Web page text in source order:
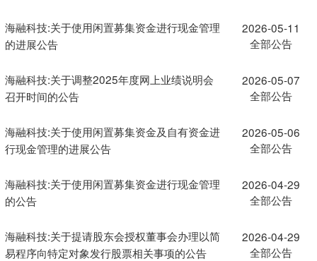
海融科技:关于使用闲置募集资金进行现金管理
的进展公告
2026-05-11
全部公告
海融科技:关于调整2025年度网上业绩说明会
召开时间的公告
2026-05-07
全部公告
海融科技:关于使用闲置募集资金及自有资金进
行现金管理的进展公告
2026-05-06
全部公告
海融科技:关于使用闲置募集资金进行现金管理
的公告
2026-04-29
全部公告
海融科技:关于提请股东会授权董事会办理以简
易程序向特定对象发行股票相关事项的公告
2026-04-29
全部公告